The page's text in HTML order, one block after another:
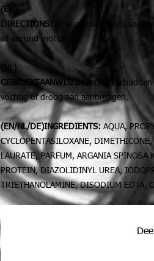
(EN)
DIRECTIONS:
Shake well before use.
all-around motion.
(NL)
GEBRUIKSAANWIJZING:
Goed
vochtig of droog aan aanbrengen.
(EN/NL/DE)INGREDIENTS: AQUA,
CYCLOPENTASILOXANE,
LAURATE, PARFUM, ARGANIA SPINOSA
PROTEIN, DIAZOLIDINYL UREA,
TRIETHANOLAMINE, DISODIUM EDTA,